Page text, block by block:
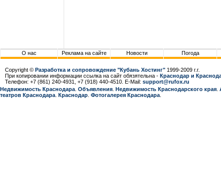
О нас Реклама на сайте Новости Погода
Copyright © Разработка и сопровождение "Кубань Хостинг" 1999-2009 г.г.
При копировании информации ссылка на сайт обязятельна - Краснодар и
Телефон: +7 (861) 240-4931, +7 (918) 440-4510. E-Mail: support@rufox.ru
Недвижимость Краснодара Объявления Недвижимость Краснодарcкого края
театров Краснодара Краснодар Фотогалерея Краснодара